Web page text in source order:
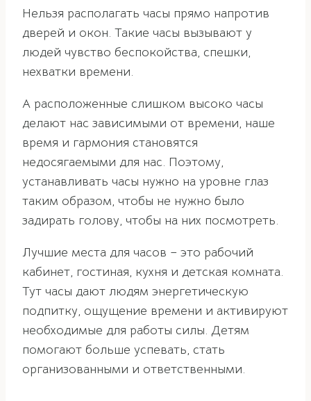
Нельзя располагать часы прямо напротив
дверей и окон. Такие часы вызывают у
людей чувство беспокойства, спешки,
нехватки времени.
А расположенные слишком высоко часы
делают нас зависимыми от времени, наше
время и гармония становятся
недосягаемыми для нас. Поэтому,
устанавливать часы нужно на уровне глаз
таким образом, чтобы не нужно было
задирать голову, чтобы на них посмотреть.
Лучшие места для часов – это рабочий
кабинет, гостиная, кухня и детская комната.
Тут часы дают людям энергетическую
подпитку, ощущение времени и активируют
необходимые для работы силы. Детям
помогают больше успевать, стать
организованными и ответственными.